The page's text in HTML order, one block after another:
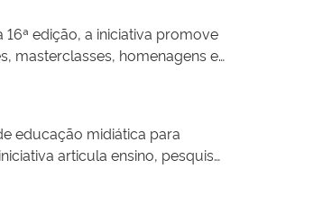
edição, a iniciativa promove
masterclasses, homenagens e
e perfis sociais por meio de
para a democratização
educação midiática para
articula ensino, pesquisa